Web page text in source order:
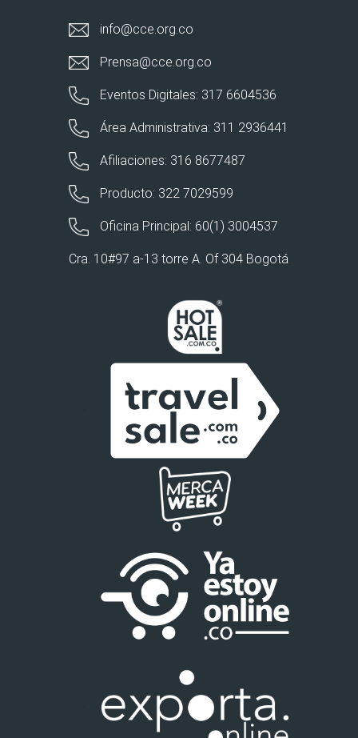
info@cce.org.co
Prensa@cce.org.co
Eventos Digitales: 317 6604536
Área Administrativa: 311 2936441
Afiliaciones: 316 8677487
Producto: 322 7029599
Oficina Principal: 60(1) 3004537
Cra. 10#97 a-13 torre A. Of 304 Bogotá